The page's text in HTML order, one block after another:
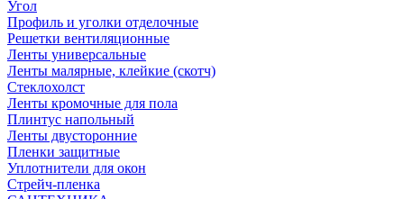
Угол
Профиль и уголки отделочные
Решетки вентиляционные
Ленты универсальные
Ленты малярные, клейкие (скотч)
Стеклохолст
Ленты кромочные для пола
Плинтус напольный
Ленты двусторонние
Пленки защитные
Уплотнители для окон
Стрейч-пленка